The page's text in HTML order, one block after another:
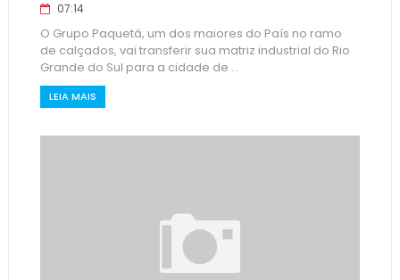
07:14
O Grupo Paquetá, um dos maiores do País no ramo
de calçados, vai transferir sua matriz industrial do Rio
Grande do Sul para a cidade de ...
LEIA MAIS